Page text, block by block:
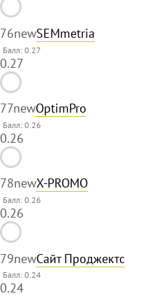
76newSEMmetria
Балл: 0.27
0.27
77newOptimPro
Балл: 0.26
0.26
78newX-PROMO
Балл: 0.26
0.26
79newСайт Проджектс
Балл: 0.24
0.24